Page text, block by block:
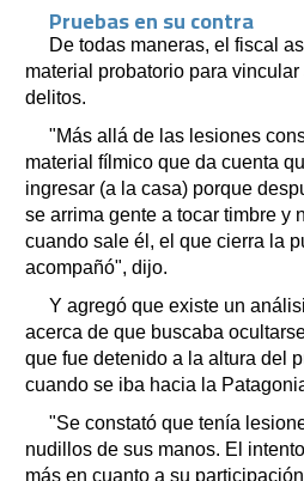
Pruebas en su contra
De todas maneras, el fiscal
material probatorio para
delitos.
"Más allá de las lesiones
material fílmico que da cuenta
ingresar (a la casa) porque
se arrima gente a tocar timbre y
cuando sale él, el que cierra la
acompañó", dijo.
Y agregó que existe un
acerca de que buscaba
que fue detenido a la altura del
cuando se iba hacia la
"Se constató que tenía
nudillos de sus manos. El
más en cuanto a su